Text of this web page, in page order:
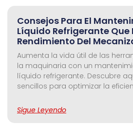
Consejos Para El
Líquido Refrigerante Que
Rendimiento Del
Aumenta la vida útil de las
la maquinaria con un
líquido refrigerante. Descubre
sencillos para optimizar la
Sigue Leyendo